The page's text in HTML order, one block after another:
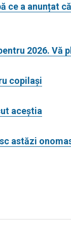
ce a anunțat
2026. Vă
copilași
aceștia
astăzi